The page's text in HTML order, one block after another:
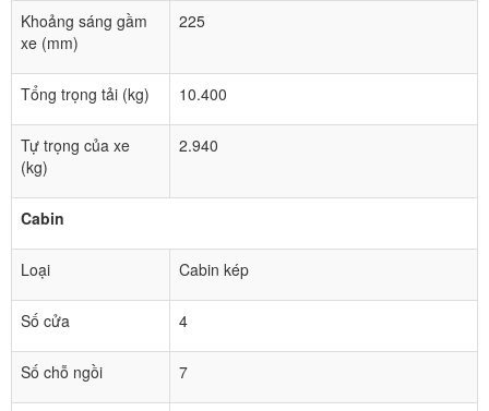
Khoảng sáng gầm
xe (mm)
225
Tổng trọng tải (kg) 10.400
Tự trọng của xe
(kg)
2.940
Cabin
Loại Cabin kép
Số cửa 4
Số chỗ ngồi 7